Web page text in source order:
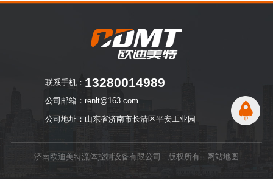
联系手机： 13280014989
公司邮箱：renlt@163.com
公司地址：山东省济南市长清区平安工业园
济南欧迪美特流体控制设备有限公司 版权所有 网站地图